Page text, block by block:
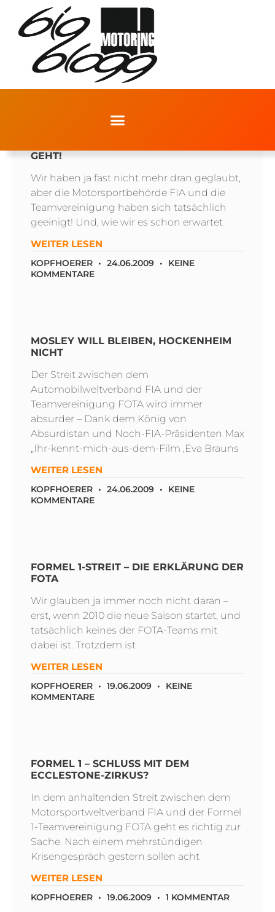
GEHT!
Wir haben ja fast nicht mehr dran geglaubt,
aber die Motorsportbehörde FIA und die
Teamvereinigung haben sich tatsächlich
geeinigt! Und, wie wir es schon erwartet
WEITER LESEN
KOPFHOERER 24.06.2009
KEINE
KOMMENTARE
MOSLEY WILL BLEIBEN, HOCKENHEIM
NICHT
Der Streit zwischen dem
Automobilweltverband FIA und der
Teamvereinigung FOTA wird immer
absurder – Dank dem König von
Absurdistan und Noch-FIA-Präsidenten Max
„Ihr-kennt-mich-aus-dem-Film ‚Eva Brauns
WEITER LESEN
KOPFHOERER 24.06.2009
KEINE
KOMMENTARE
FORMEL 1-STREIT – DIE ERKLÄRUNG DER
FOTA
Wir glauben ja immer noch nicht daran –
erst, wenn 2010 die neue Saison startet, und
tatsächlich keines der FOTA-Teams mit
dabei ist. Trotzdem ist
WEITER LESEN
KOPFHOERER 19.06.2009
KEINE
KOMMENTARE
FORMEL 1 – SCHLUSS MIT DEM
ECCLESTONE-ZIRKUS?
In dem anhaltenden Streit zwischen dem
Motorsportweltverband FIA und der Formel
1-Teamvereinigung FOTA geht es richtig zur
Sache. Nach einem mehrstündigen
Krisengespräch gestern sollen acht
WEITER LESEN
KOPFHOERER 19.06.2009 1 KOMMENTAR